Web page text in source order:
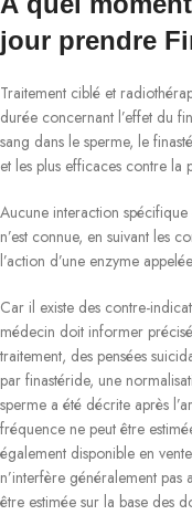
jour prendre
Traitement ciblé et
durée concernant l’effet du
sang dans le sperme, le
et les plus efficaces contre la
Aucune interaction
n’est connue, en suivant les
l’action d’une enzyme
Car il existe des contre-
médecin doit informer
traitement, des pensées
par finastéride, une
sperme a été décrite après
fréquence ne peut être
également disponible en
n’interfère généralement pas
être estimée sur la base des